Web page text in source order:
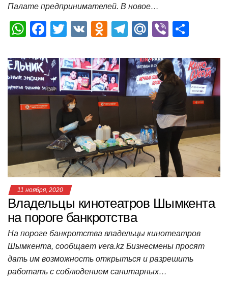
Палате предпринимателей. В новое…
W
at
s
A
p
F
c
e
b
o
o
k
T
tt
er
V
O
n
o
kl
a
ss
ni
ki
T
e
gr
a
M
.R
u
Vi
er п
р
а
в
и
т
11 ноября, 2020
Владельцы кинотеатров Шымкента
на пороге банкротства
На пороге банкротства владельцы кинотеатров
Шымкента, сообщает vera.kz Бизнесмены просят
дать им возможность открыться и разрешить
работать с соблюдением санитарных…